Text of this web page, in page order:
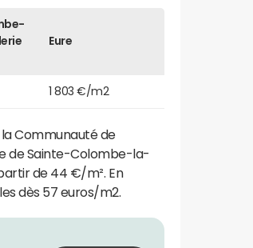
Eure
1 803 €/m2
Communauté de
de Sainte-Colombe-la-
de 44 €/m². En
dès 57 euros/m2.